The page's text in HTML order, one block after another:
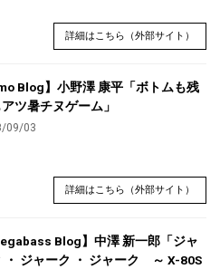
詳細はこちら（外部サイト）
Blog】小野澤 康平「ボトムも残
ツ暑チヌゲーム」
09/03
詳細はこちら（外部サイト）
Blog】中澤 新一郎「ジャ
・ ジャーク ・ ジャーク ～ X-80S